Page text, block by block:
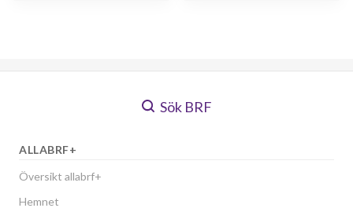
Sök BRF
ALLABRF+
Översikt allabrf+
Hemnet